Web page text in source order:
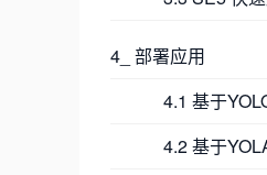
4_ 部署应用
4.1 基于
4.2 基于